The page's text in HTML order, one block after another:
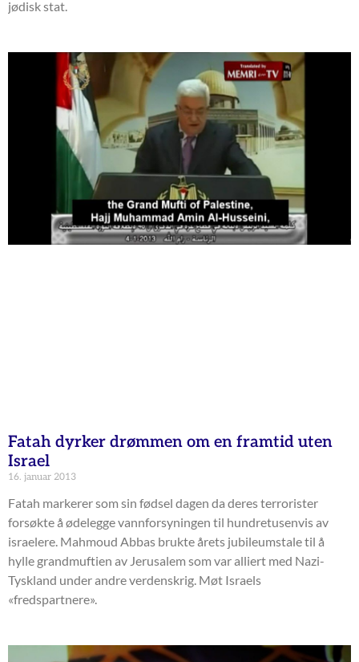
jødisk stat.
Fatah dyrker drømmen om en framtid uten
Israel
16. januar 2013
Fatah markerer som sin fødsel dagen da deres terrorister
forsøkte å ødelegge vannforsyningen til hundretusenvis av
israelere. Mahmoud Abbas brukte årets jubileumstale til å
hylle grandmuftien av Jerusalem som var alliert med Nazi-
Tyskland under andre verdenskrig. Møt Israels
«fredspartnere».